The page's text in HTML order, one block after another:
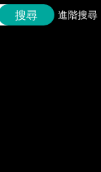
搜尋 進階搜尋